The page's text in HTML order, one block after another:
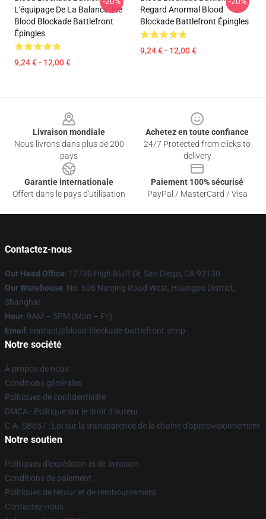
L'équipage De La Balance Tee
Blood Blockade Battlefront
Épingles
9,24 € - 12,00 €
Regard Anormal Blood
Blockade Battlefront Épingles
9,24 € - 12,00 €
Livraison mondiale
Nous livrons dans plus de 200
pays
Achetez en toute confiance
24/7 Protected from clicks to
delivery
Garantie internationale
Offert dans le pays d'utilisation
Paiement 100% sécurisé
PayPal / MasterCard / Visa
Contactez-nous
Our Head Office: 12730 High Bluff Dr, San Diego, CA 92130
Our Warehouse: No. 606 Nanjing Road West, Huangpu District,
Shanghai
Hour: 9AM – 5PM (Mon – Fri)
Email : contact@blood-blockade-battlefront.shop
Notre société
À propos de nous
Conditions générales
Politiques de confidentialité
DMCA - Politique sur le droit d'auteur
C.A. SB657 : Loi sur la transparence de la chaîne d'approvisionnement
Notre soutien
Politiques d'expédition et de livraison
Conditions de paiement
Politiques de retour et de remboursement
Contactez-nous